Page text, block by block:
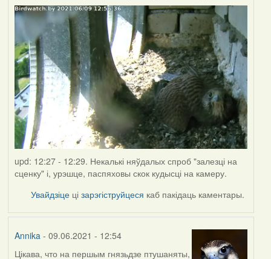
upd: 12:27 - 12:29. Некалькі няўдалых спроб "залезці на
сценку" і, урэшце, паспяховы скок кудысці на камеру.
Увайдзіце цізарэгіструйцеся каб пакідаць каментары.
Annika- 09.06.2021 - 12:54
Цікава, что на першым гнязьдзе птушаняты,